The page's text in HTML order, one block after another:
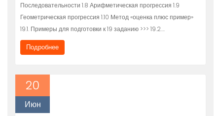
Последовательности 1.8 Арифметическая прогрессия 1.9
Геометрическая прогрессия 1.10 Метод «оценка плюс пример»
19.1. Примеры для подготовки к 19 заданию >>> 19.2….
Подробнее
20
Июн